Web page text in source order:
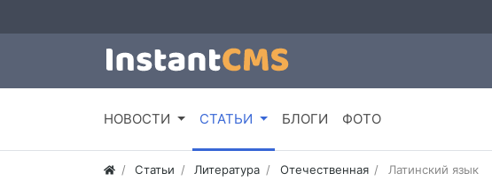
НОВОСТИ СТАТЬИ БЛОГИ ФОТО
Статьи Литература Отечественная Латинский язык